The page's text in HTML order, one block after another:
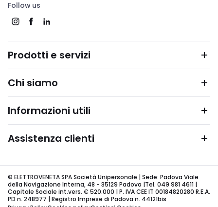
Follow us
Prodotti e servizi
Chi siamo
Informazioni utili
Assistenza clienti
© ELETTROVENETA SPA Società Unipersonale | Sede: Padova Viale
della Navigazione Interna, 48 - 35129 Padova |Tel. 049 981 4611 |
Capitale Sociale int.vers. € 520.000 | P. IVA CEE IT 00184820280 R.E.A.
PD n. 248977 | Registro Imprese di Padova n. 44121bis